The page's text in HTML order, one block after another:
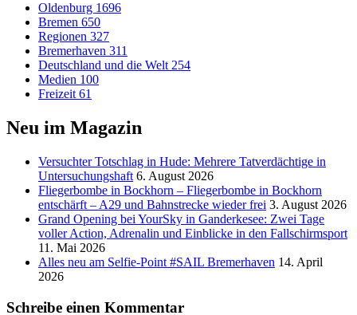
Oldenburg 1696
Bremen 650
Regionen 327
Bremerhaven 311
Deutschland und die Welt 254
Medien 100
Freizeit 61
Neu im Magazin
Versucht­er Totschlag in Hude: Mehrere Tatverdächtige in
Untersuchungshaft 6. August 2026
Fliegerbombe in Bockhorn – Fliegerbombe in Bockhorn
entschärft – A29 und Bahnstrecke wieder frei 3. August 2026
Grand Opening bei YourSky in Ganderkesee: Zwei Tage
voller Action, Adrenalin und Einblicke in den Fallschirmsport
11. Mai 2026
Alles neu am Selfie-Point #SAIL Bremerhaven 14. April
2026
Schreibe einen Kommentar